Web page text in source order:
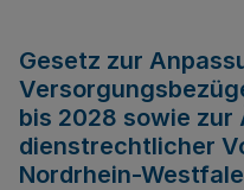
Gesetz zur
bis 2028 sowie
dienstrechtlicher
Nordrhein-